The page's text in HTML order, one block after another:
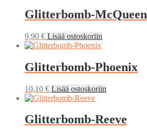
Glitterbomb-McQueen
9,90 € Lisää ostoskoriin
Glitterbomb-Phoenix
10,10 € Lisää ostoskoriin
Glitterbomb-Reeve